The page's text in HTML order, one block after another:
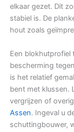
elkaar gezet. Dit
stabiel is. De
hout zoals
Een blokhutprofiel
bescherming
is het relatief
bent met klussen.
vergrijzen of
Assen. Ingeval u
schuttingbouwer,